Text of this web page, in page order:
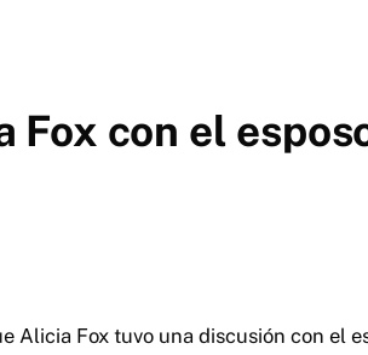
con el
Alicia Fox tuvo una discusión con el